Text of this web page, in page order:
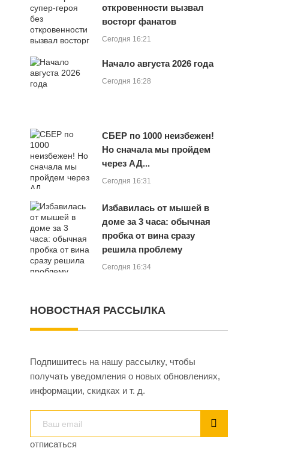
откровенности вызвал
восторг фанатов
Сегодня 16:21
Начало августа 2026 года
Сегодня 16:28
СБЕР по 1000 неизбежен!
Но сначала мы пройдем
через АД...
Сегодня 16:31
Избавилась от мышей в
доме за 3 часа: обычная
пробка от вина сразу
решила проблему
Сегодня 16:34
НОВОСТНАЯ РАССЫЛКА
Подпишитесь на нашу рассылку, чтобы
получать уведомления о новых обновлениях,
информации, скидках и т. д.
отписаться